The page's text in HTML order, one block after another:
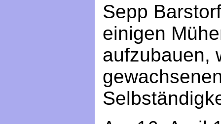
Sepp
einigen
aufzubauen,